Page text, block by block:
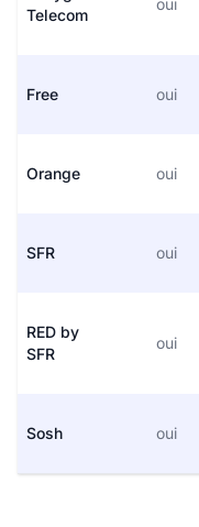
Telecom
oui
Free oui
Orange oui
SFR oui
RED by
SFR
oui
Sosh oui